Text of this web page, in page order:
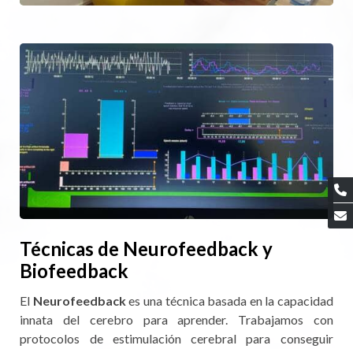
Técnicas de Neurofeedback y
Biofeedback
El Neurofeedbackes una técnica basada en la capacidad
innata del cerebro para aprender. Trabajamos con
protocolos de estimulación cerebral para conseguir